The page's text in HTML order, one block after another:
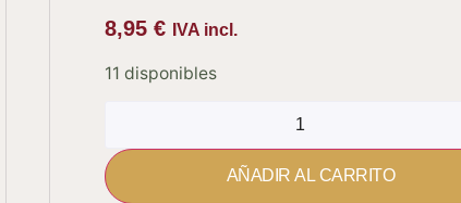
8,95 € IVA incl.
11 disponibles
AÑADIR AL CARRITO